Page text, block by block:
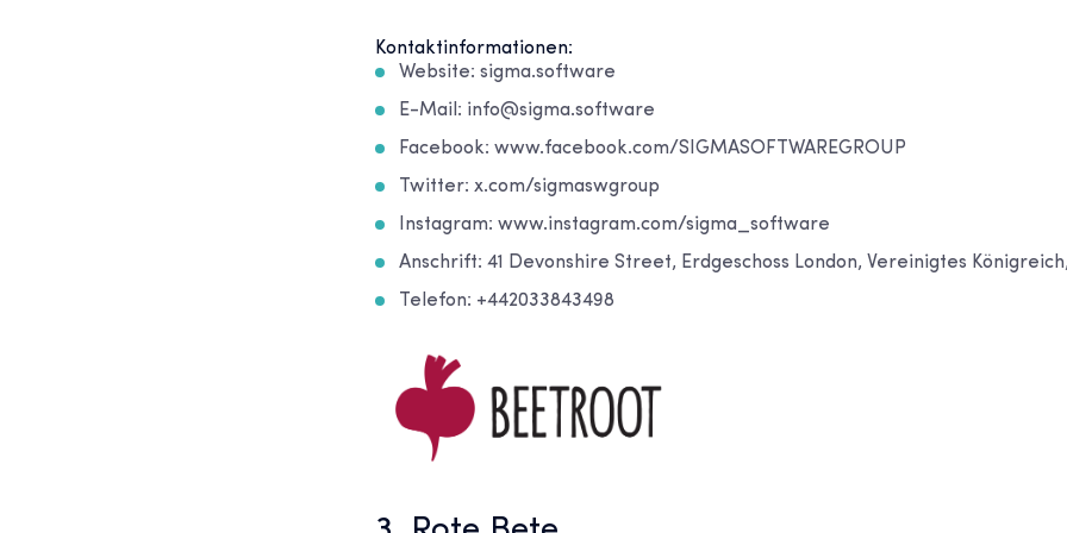
Kontaktinformationen:
Website: sigma.software
E-Mail: info@sigma.software
Facebook: www.facebook.com/SIGMASOFTWAREGROUP
Twitter: x.com/sigmaswgroup
Instagram: www.instagram.com/sigma_software
Anschrift: 41 Devonshire Street, Erdgeschoss London, Vereinigtes Königreich,
Telefon: +442033843498